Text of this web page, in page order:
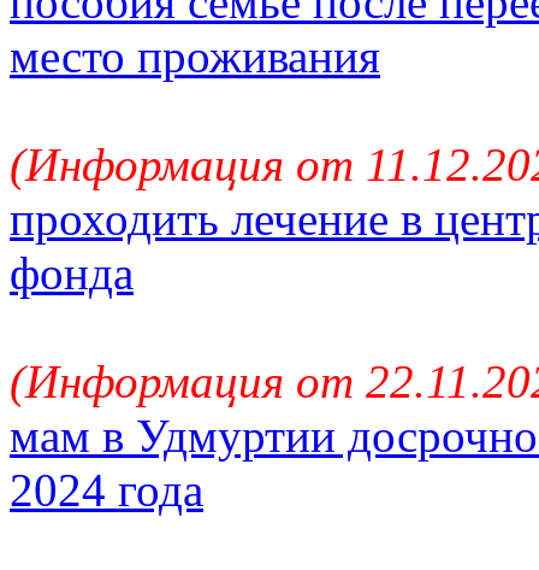
место проживания
(Информация от
проходить лечение в
фонда
(Информация от
мам в Удмуртии
2024 года